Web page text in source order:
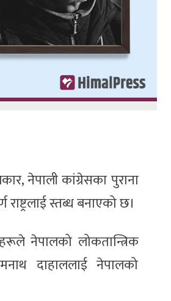
नेपाली कांग्रेसका पुराना
स्तब्ध बनाएको छ।
नेपालको लोकतान्त्रिक
दाहाललाई नेपालको